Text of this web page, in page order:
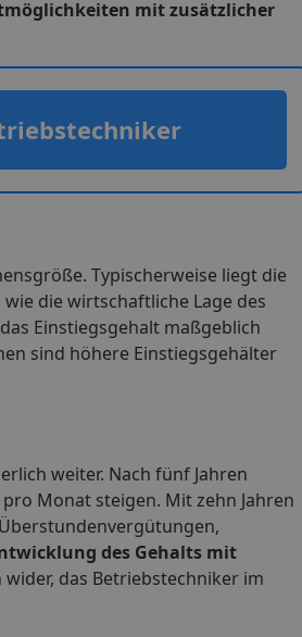
mit zusätzlicher
Typischerweise liegt die
die wirtschaftliche Lage des
Einstiegsgehalt maßgeblich
sind höhere Einstiegsgehälter
weiter. Nach fünf Jahren
Monat steigen. Mit zehn Jahren
des Gehalts mit
das Betriebstechniker im